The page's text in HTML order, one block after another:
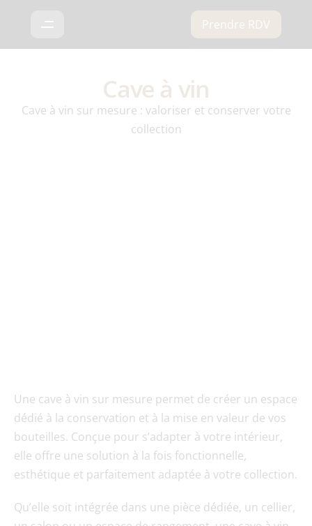
Prendre RDV
Cave à vin
Cave à vin sur mesure : valoriser et conserver votre
collection
Une cave à vin sur mesure permet de créer un espace
dédié à la conservation et à la mise en valeur de vos
bouteilles. Conçue pour s’adapter à votre intérieur,
elle offre une solution à la fois fonctionnelle,
esthétique et parfaitement adaptée à votre collection.
Qu’elle soit intégrée dans une pièce dédiée, un cellier,